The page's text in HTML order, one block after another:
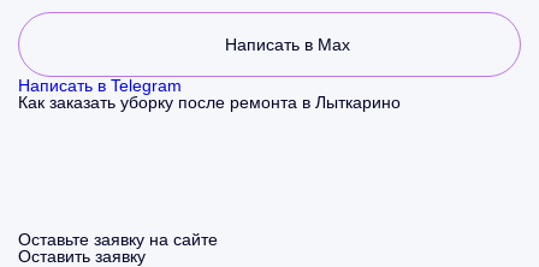
Написать в Max
Написать в Telegram
Как заказать уборку после ремонта в Лыткарино
Оставьте заявку на сайте
Оставить заявку